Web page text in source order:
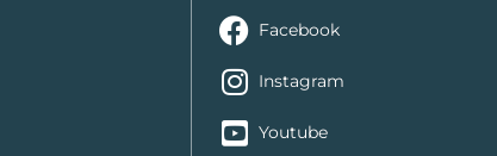
Facebook
Instagram
Youtube